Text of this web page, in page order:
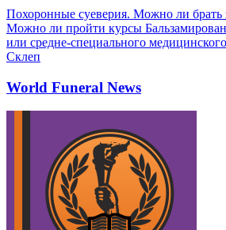
Похоронные суеверия. Можно ли
Можно ли пройти курсы
или средне-специального
Склеп
World Funeral News